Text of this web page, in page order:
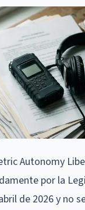
Autonomy
por la
de 2026 y no